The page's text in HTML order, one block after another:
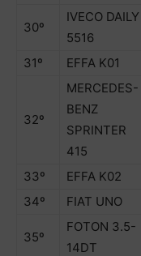
30º
IVECO DAILY
5516
31º EFFA K01
32º
MERCEDES-
BENZ
SPRINTER
415
33º EFFA K02
34º
FIAT UNO
35º
FOTON 3.5-
14DT